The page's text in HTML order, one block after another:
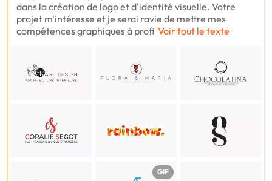
dans la création de logo et d'identité visuelle. Votre
projet m'intéresse et je serai ravie de mettre mes
compétences graphiques à profi Voir tout le texte
GIF